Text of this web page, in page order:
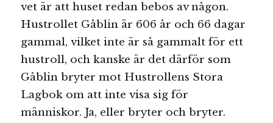
vet är att huset redan bebos av någon.
Hustrollet Gåblin är 606 år och 66 dagar
gammal, vilket inte är så gammalt för ett
hustroll, och kanske är det därför som
Gåblin bryter mot Hustrollens Stora
Lagbok om att inte visa sig för
människor. Ja, eller bryter och bryter.